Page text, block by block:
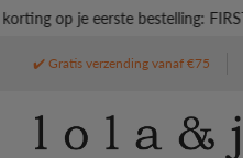
op je eerste bestelling: FIRST10
✔️ Gratis verzending vanaf €75